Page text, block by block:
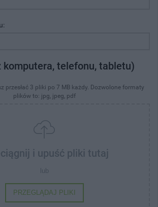
komputera, telefonu, tabletu)
przesłać 3 pliki po 7 MB każdy. Dozwolone formaty
plików to: jpg, jpeg, pdf
i upuść pliki tutaj
lub
PRZEGLĄDAJ PLIKI